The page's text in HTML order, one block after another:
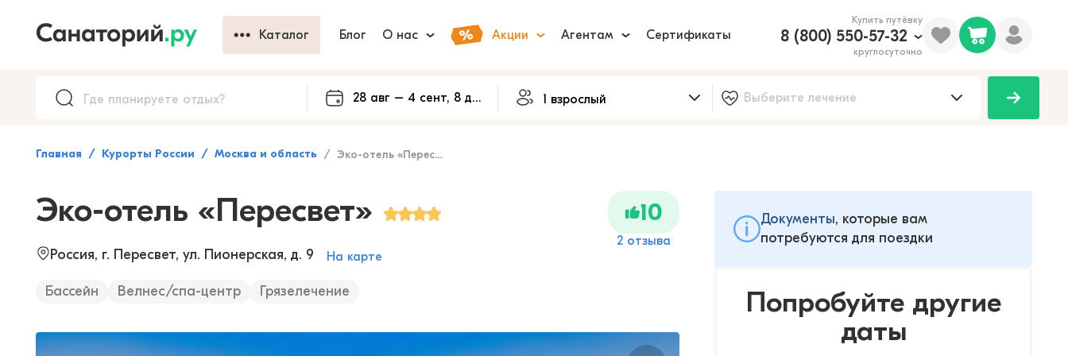
Каталог Блог О нас Акции Агентам Сертификаты
Купить путёвку
8 (800) 550-57-32
круглосуточно
Главная Курорты России Москва и область Эко-отель «Пересвет»
Эко-отель «Пересвет»
Россия, г. Пересвет, ул. Пионерская, д. 9 На карте
Бассейн Велнес/спа-центр Грязелечение
10
2 отзыва
Документы, которые вам
потребуются для поездки
Попробуйте другие
даты